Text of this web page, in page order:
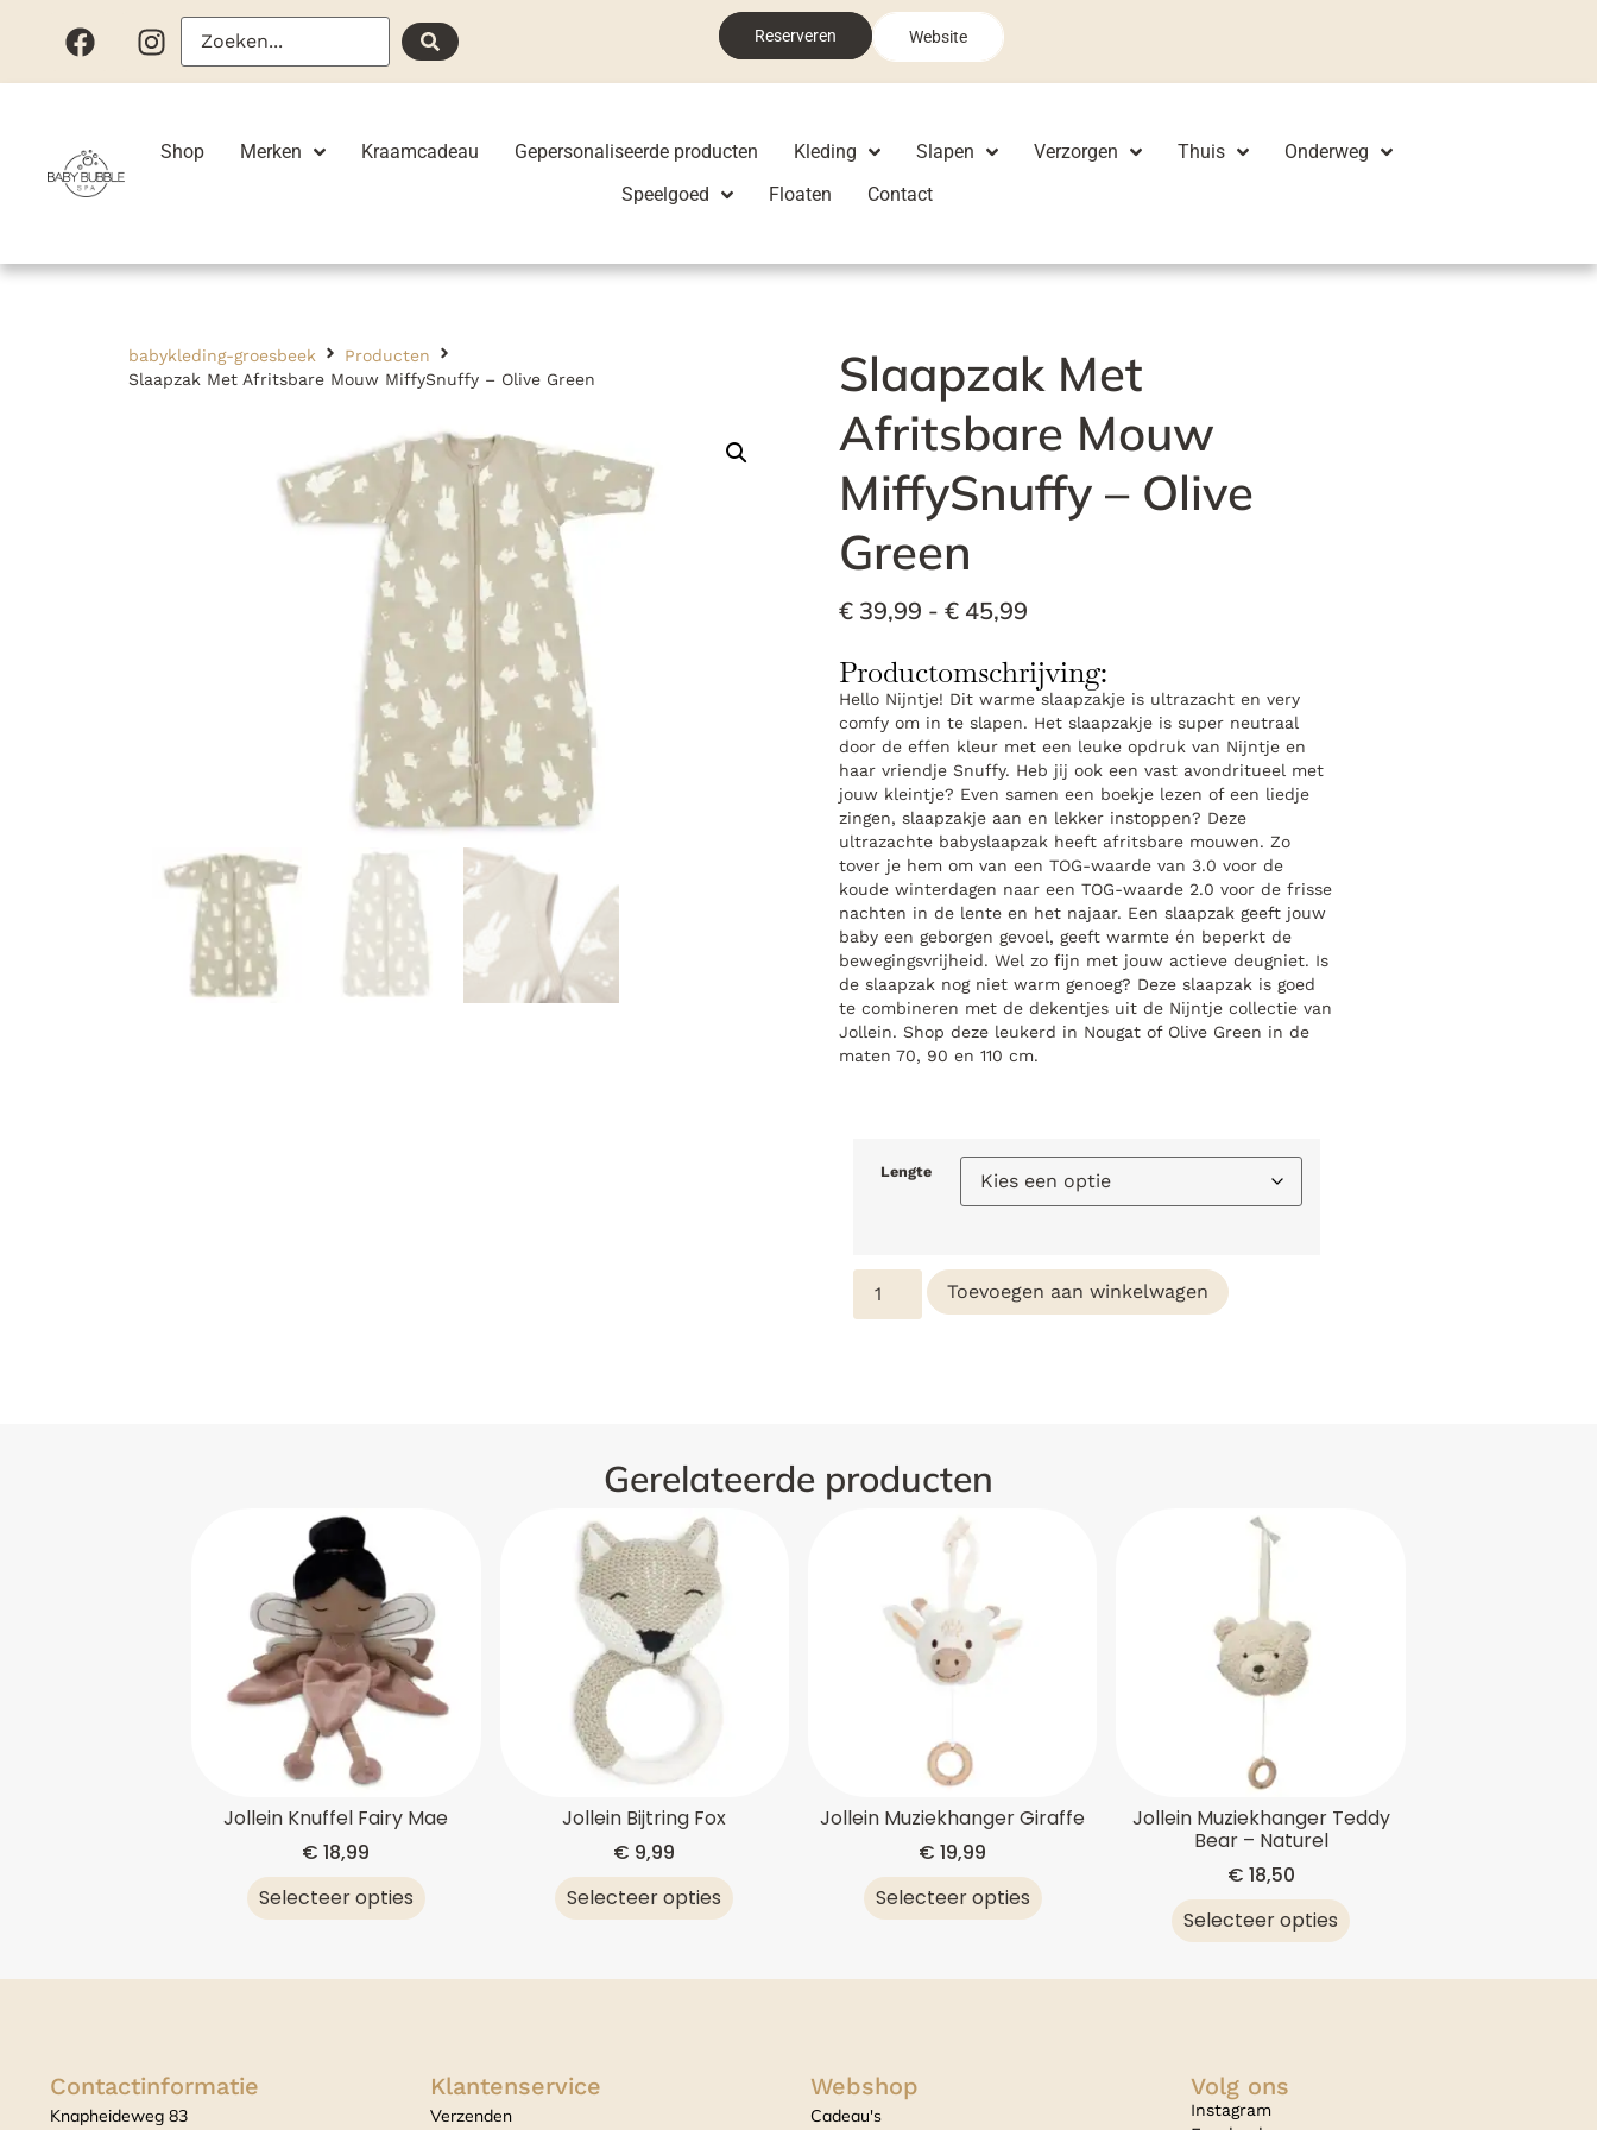
Reserveren Website
Shop Merken Kraamcadeau Gepersonaliseerde producten Kleding Slapen Verzorgen Thuis
Onderweg
Speelgoed
Floaten Contact
babykleding-groesbeek
Producten
Slaapzak Met Afritsbare Mouw MiffySnuffy – Olive Green
Slaapzak Met
Afritsbare Mouw
MiffySnuffy – Olive
Green
€39,99 - €45,99
Productomschrijving:
Hello Nijntje! Dit warme slaapzakje is ultrazacht en very
comfy om in te slapen. Het slaapzakje is super neutraal
door de effen kleur met een leuke opdruk van Nijntje en
haar vriendje Snuffy. Heb jij ook een vast avondritueel met
jouw kleintje? Even samen een boekje lezen of een liedje
zingen, slaapzakje aan en lekker instoppen? Deze
ultrazachte babyslaapzak heeft afritsbare mouwen. Zo
tover je hem om van een TOG-waarde van 3.0 voor de
koude winterdagen naar een TOG-waarde 2.0 voor de frisse
nachten in de lente en het najaar. Een slaapzak geeft jouw
baby een geborgen gevoel, geeft warmte én beperkt de
bewegingsvrijheid. Wel zo fijn met jouw actieve deugniet. Is
de slaapzak nog niet warm genoeg? Deze slaapzak is goed
te combineren met de dekentjes uit de Nijntje collectie van
Jollein. Shop deze leukerd in Nougat of Olive Green in de
maten 70, 90 en 110 cm.
Lengte
Toevoegen aan winkelwagen
Gerelateerde producten
Jollein Knuffel Fairy Mae
€ 18,99
Selecteer opties
Jollein Bijtring Fox
€ 9,99
Selecteer opties
Jollein Muziekhanger Giraffe
€ 19,99
Selecteer opties
Jollein Muziekhanger Teddy
Bear – Naturel
€ 18,50
Selecteer opties
Contactinformatie
Knapheideweg 83
Klantenservice
Verzenden
Webshop
Cadeau's
Volg ons
Instagram